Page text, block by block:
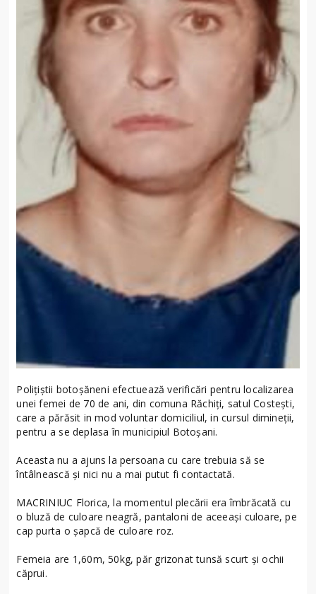
Polițiștii botoșăneni efectuează verificări pentru localizarea
unei femei de 70 de ani, din comuna Răchiți, satul Costești,
care a părăsit in mod voluntar domiciliul, in cursul dimineții,
pentru a se deplasa în municipiul Botoșani.
Aceasta nu a ajuns la persoana cu care trebuia să se
întâlnească și nici nu a mai putut fi contactată.
MACRINIUC Florica, la momentul plecării era îmbrăcată cu
o bluză de culoare neagră, pantaloni de aceeași culoare, pe
cap purta o șapcă de culoare roz.
Femeia are 1,60m, 50kg, păr grizonat tunsă scurt și ochii
căprui.